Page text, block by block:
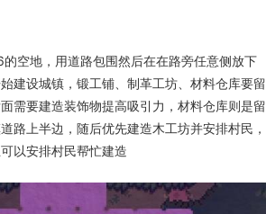
空地，用道路包围然后在在路旁任意侧放下
建设城镇，锻工铺、制革工坊、材料仓库要留
需要建造装饰物提高吸引力，材料仓库则是留
路上半边，随后优先建造木工坊并安排村民，
以安排村民帮忙建造